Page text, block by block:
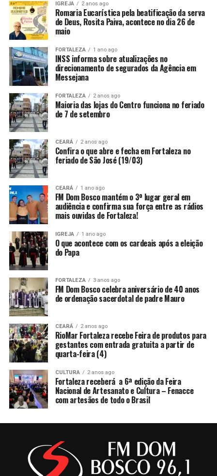
IGREJA 2 anos ago
Romaria Eucarística pela beatificação da serva
de Deus, Rosita Paiva, acontece no dia 26 de
maio
FORTALEZA 1 ano ago
INSS informa sobre atualizações no
direcionamento de segurados da Agência em
Messejana
FORTALEZA 2 anos ago
Maioria das lojas do Centro funciona no feriado
de 7 de setembro
CEARÁ 2 anos ago
Confira o que abre e fecha em Fortaleza no
feriado de São José (19/03)
CEARÁ 1 ano ago
FM Dom Bosco mantém o 3º lugar geral em
audiência e confirma sua força entre as rádios
mais ouvidas de Fortaleza!
IGREJA 1 ano ago
O que acontece com os cardeais após a eleição
do Papa
FORTALEZA 3 anos ago
FM Dom Bosco celebra aniversário de 40 anos
de ordenação sacerdotal de padre Mauro
CEARÁ 2 anos ago
RioMar Fortaleza recebe Feira de produtos para
gestantes com entrada gratuita a partir de
quarta-feira (4)
CULTURA 2 anos ago
Fortaleza receberá a 6ª edição da Feira
Nacional de Artesanato e Cultura – Fenacce
com artesãos de todo o Brasil